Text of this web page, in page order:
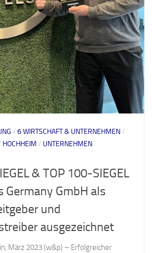
/ 6 WIRTSCHAFT & UNTERNEHMEN/
HOCHHEIM / UNTERNEHMEN
& TOP 100-SIEGEL
Germany GmbH als
und
ausgezeichnet
März 2023 (w&p) – Erfolgreicher